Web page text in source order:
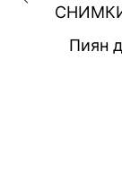
Previous
Пиян